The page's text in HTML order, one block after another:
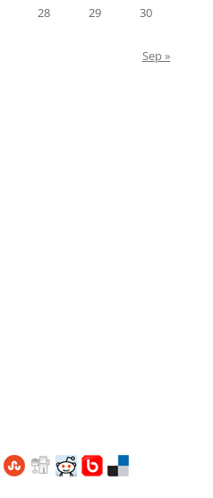
28 29
30
Sep »